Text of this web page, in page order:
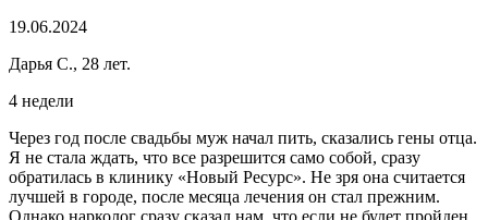
19.06.2024
Дарья С., 28 лет.
4 недели
Через год после свадьбы муж начал пить, сказались гены отца.
Я не стала ждать, что все разрешится само собой, сразу
обратилась в клинику «Новый Ресурс». Не зря она считается
лучшей в городе, после месяца лечения он стал прежним.
Однако нарколог сразу сказал нам, что если не будет пройден